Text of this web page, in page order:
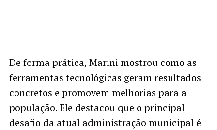
De forma prática, Marini mostrou como as
ferramentas tecnológicas geram resultados
concretos e promovem melhorias para a
população. Ele destacou que o principal
desafio da atual administração municipal é